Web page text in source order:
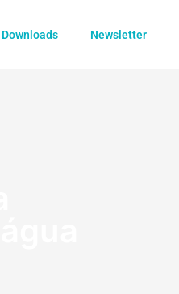
Downloads Newsletter